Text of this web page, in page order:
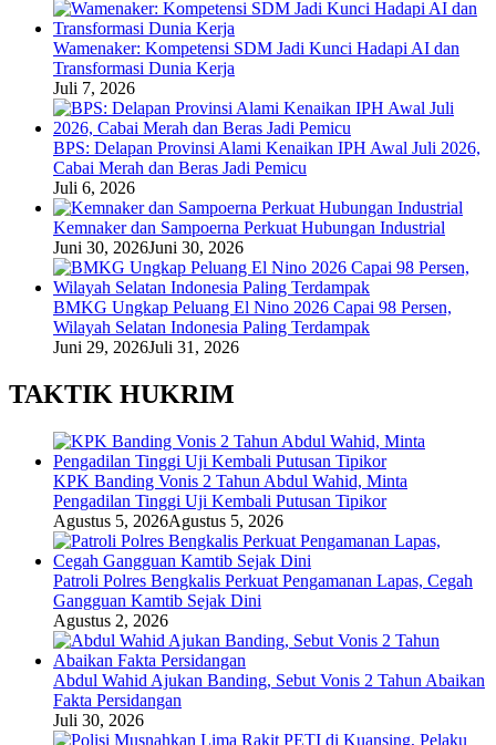
Wamenaker: Kompetensi SDM Jadi Kunci Hadapi AI dan
Transformasi Dunia Kerja
Juli 7, 2026
BPS: Delapan Provinsi Alami Kenaikan IPH Awal Juli 2026,
Cabai Merah dan Beras Jadi Pemicu
Juli 6, 2026
Kemnaker dan Sampoerna Perkuat Hubungan Industrial
Juni 30, 2026Juni 30, 2026
BMKG Ungkap Peluang El Nino 2026 Capai 98 Persen,
Wilayah Selatan Indonesia Paling Terdampak
Juni 29, 2026Juli 31, 2026
TAKTIK HUKRIM
KPK Banding Vonis 2 Tahun Abdul Wahid, Minta
Pengadilan Tinggi Uji Kembali Putusan Tipikor
Agustus 5, 2026Agustus 5, 2026
Patroli Polres Bengkalis Perkuat Pengamanan Lapas, Cegah
Gangguan Kamtib Sejak Dini
Agustus 2, 2026
Abdul Wahid Ajukan Banding, Sebut Vonis 2 Tahun Abaikan
Fakta Persidangan
Juli 30, 2026